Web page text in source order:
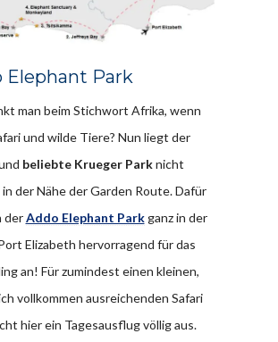
Elephant Park
man beim Stichwort Afrika, wenn
und wilde Tiere? Nun liegt der
beliebte Krueger Parknicht
der Nähe der Garden Route. Dafür
derAddo Elephant Parkganz in der
Elizabeth hervorragend für das
an! Für zumindest einen kleinen,
vollkommen ausreichenden Safari
hier ein Tagesausflug völlig aus.